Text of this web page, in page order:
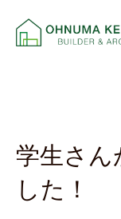
学生さん
した！